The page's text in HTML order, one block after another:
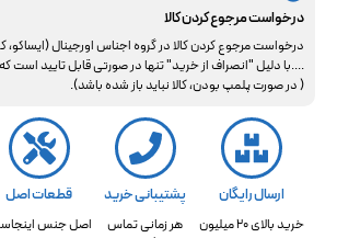
درخواست مرجوع کردن کالا
....با دلیل "انصراف از خرید" تنها در صورتی قابل تایید است که
( در صورت پلمپ بودن، کالا نباید باز شده باشد).
ارسال رایگان
خرید بالای 20 میلیون
پشتیبانی خرید
هر زمانی تماس
قطعات اصل
اصل جنس